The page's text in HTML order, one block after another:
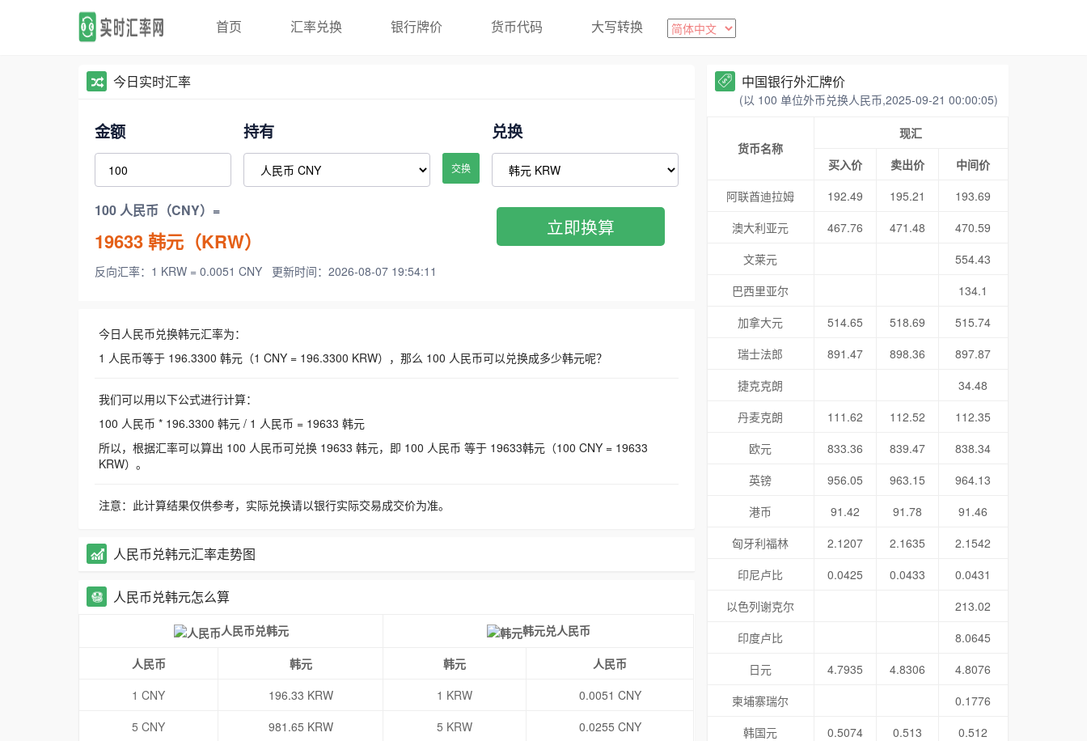
首页 汇率兑换 银行牌价 货币代码 大写转换
今日实时汇率
金额 持有
交换
兑换
100 人民币（CNY）=
19633韩元（KRW）
反向汇率：1 KRW = 0.0051 CNY 更新时间：2026-08-07 19:54:11
立即换算
今日人民币兑换韩元汇率为：
1 人民币等于 196.3300 韩元（1 CNY = 196.3300 KRW），那么 100 人民币可以兑换成多少韩元呢？
我们可以用以下公式进行计算：
100 人民币 * 196.3300 韩元 / 1 人民币 = 19633 韩元
所以，根据汇率可以算出 100 人民币可兑换 19633 韩元，即 100 人民币 等于 19633韩元（100 CNY = 19633
KRW）。
注意：此计算结果仅供参考，实际兑换请以银行实际交易成交价为准。
人民币兑韩元汇率走势图
人民币兑韩元怎么算
人民币兑韩元 韩元兑人民币
人民币 韩元 韩元
人民币
1 CNY
196.33 KRW 1 KRW
0.0051 CNY
5 CNY
981.65 KRW 5 KRW
0.0255 CNY
中国银行外汇牌价
(以 100 单位外币兑换人民币,2025-09-21 00:00:05)
货币名称
现汇
买入价
卖出价
中间价
阿联酋迪拉姆
192.49 195.21
193.69
澳大利亚元
467.76 471.48
470.59
文莱元
554.43
巴西里亚尔
134.1
加拿大元
514.65 518.69
515.74
瑞士法郎
891.47 898.36
897.87
捷克克朗
34.48
丹麦克朗
111.62 112.52
112.35
欧元
833.36 839.47
838.34
英镑
956.05 963.15
964.13
港币
91.42 91.78
91.46
匈牙利福林
2.1207 2.1635
2.1542
印尼卢比
0.0425 0.0433
0.0431
以色列谢克尔
213.02
印度卢比
8.0645
日元
4.7935 4.8306
4.8076
柬埔寨瑞尔
0.1776
韩国元
0.5074 0.513
0.512